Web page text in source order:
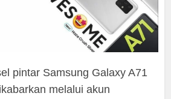
pintar Samsung Galaxy A71
melalui akun